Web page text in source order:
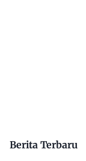
Berita Terbaru